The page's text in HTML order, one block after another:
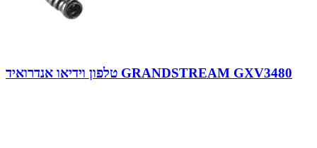
טלפון וידיאו אנדרואיד GRANDSTREAM GXV3480